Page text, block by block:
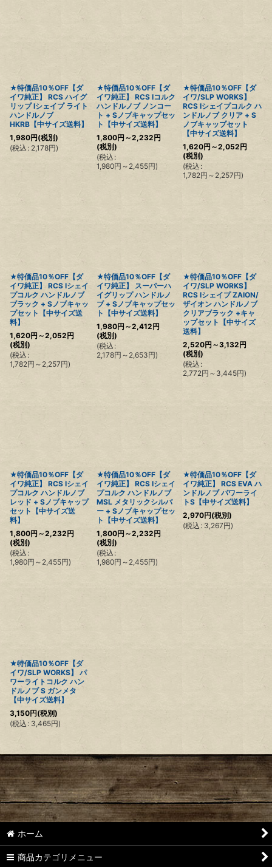
★特価品10％OFF【ダ
イワ純正】 RCS ハイグ
リップ Iシェイプ ライト
ハンドルノブ
HKRB【中サイズ送料】
1,980円(税別)
(税込 : 2,178円)
★特価品10％OFF【ダ
イワ純正】 RCS Iコルク
ハンドルノブ ノンコー
ト + Sノブキャップセッ
ト【中サイズ送料】
1,800円 ～2,232円
(税別)
(税込 :
1,980円 ～2,455円)
★特価品10％OFF【ダ
イワ/SLP WORKS】
RCS Iシェイプコルク ハ
ンドルノブ クリア + S
ノブキャップセット
【中サイズ送料】
1,620円 ～2,052円
(税別)
(税込 :
1,782円 ～2,257円)
★特価品10％OFF【ダ
イワ純正】 RCS Iシェイ
プコルク ハンドルノブ
ブラック + Sノブキャッ
プセット【中サイズ送
料】
1,620円 ～2,052円
(税別)
(税込 :
1,782円 ～2,257円)
★特価品10％OFF【ダ
イワ純正】 スーパーハ
イグリップ ハンドルノ
ブ + Sノブキャップセッ
ト【中サイズ送料】
1,980円 ～2,412円
(税別)
(税込 :
2,178円 ～2,653円)
★特価品10％OFF【ダ
イワ/SLP WORKS】
RCS Iシェイプ ZAION/
ザイオン ハンドルノブ
クリアブラック +キャ
ップセット【中サイズ
送料】
2,520円 ～3,132円
(税別)
(税込 :
2,772円 ～3,445円)
★特価品10％OFF【ダ
イワ純正】 RCS Iシェイ
プコルク ハンドルノブ
レッド + Sノブキャップ
セット【中サイズ送
料】
1,800円 ～2,232円
(税別)
(税込 :
1,980円 ～2,455円)
★特価品10％OFF【ダ
イワ純正】 RCS Iシェイ
プコルク ハンドルノブ
MSL メタリックシルバ
ー + Sノブキャップセッ
ト【中サイズ送料】
1,800円 ～2,232円
(税別)
(税込 :
1,980円 ～2,455円)
★特価品10％OFF【ダ
イワ純正】 RCS EVA ハ
ンドルノブ パワーライ
トS【中サイズ送料】
2,970円(税別)
(税込 : 3,267円)
★特価品10％OFF【ダ
イワ/SLP WORKS】 パ
ワーライトコルク ハン
ドルノブ S ガンメタ
【中サイズ送料】
3,150円(税別)
(税込 : 3,465円)
ホーム
商品カテゴリメニュー